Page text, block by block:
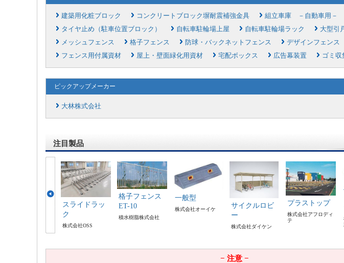
建築用化粧ブロック コンクリートブロック塀耐震補強金具
組立車庫 －自動車用－
タイヤ止め（駐車位置ブロック）
自転車駐輪場上屋 自転車駐輪場ラック
大型引
メッシュフェンス
格子フェンス 防球・バックネットフェンス
デザインフェンス
フェンス用付属資材
屋上・壁面緑化用資材 宅配ボックス 広告幕装置 ゴミ収
ピックアップメーカー
大林株式会社
注目製品
スライドラッ
ク
株式会社OSS
格子フェンス
ET-10
積水樹脂株式会社
一般型
株式会社オーイケ
サイクルロビ
ー
株式会社ダイケン
プラストップ
株式会社アフロディ
テ
− 注意 −